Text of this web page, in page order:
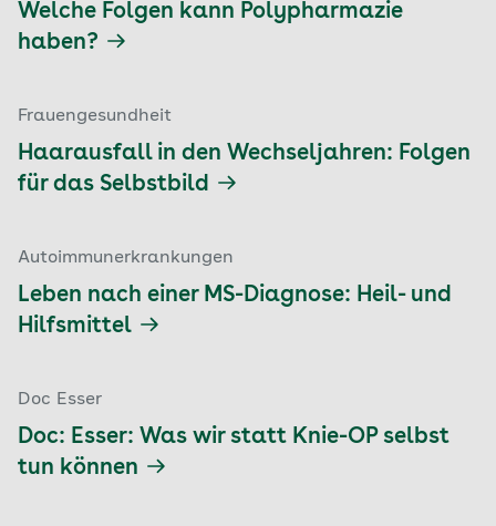
Welche Folgen kann Polypharmazie
haben?
Frauengesundheit
Haarausfall in den Wechseljahren: Folgen
für das Selbstbild
Autoimmunerkrankungen
Leben nach einer MS-Diagnose: Heil- und
Hilfsmittel
Doc Esser
Doc: Esser: Was wir statt Knie-OP selbst
tun können